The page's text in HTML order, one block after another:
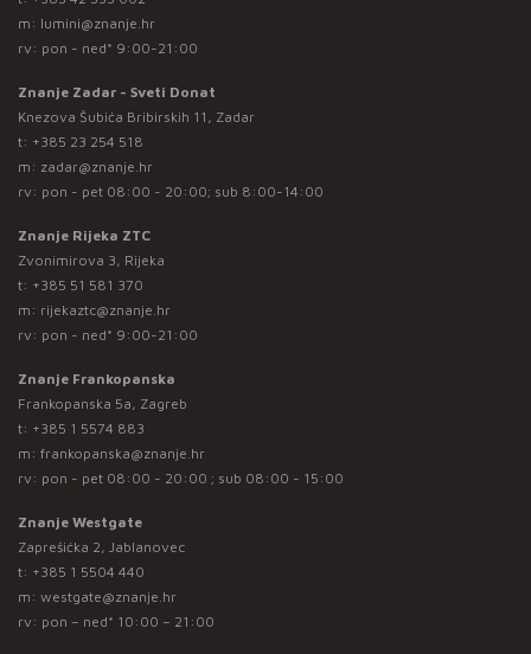
m: lumini@znanje.hr
rv: pon - ned* 9:00-21:00
Znanje Zadar - Sveti Donat
Knezova Šubića Bribirskih 11, Zadar
t: +385 23 254 518
m: zadar@znanje.hr
rv: pon - pet 08:00 - 20:00; sub 8:00-14:00
Znanje Rijeka ZTC
Zvonimirova 3, Rijeka
t: +385 51 581 370
m: rijekaztc@znanje.hr
rv: pon - ned* 9:00-21:00
Znanje Frankopanska
Frankopanska 5a, Zagreb
t: +385 1 5574 883
m: frankopanska@znanje.hr
rv: pon - pet 08:00 - 20:00 ; sub 08:00 - 15:00
Znanje Westgate
Zaprešićka 2, Jablanovec
t: +385 1 5504 440
m: westgate@znanje.hr
rv: pon – ned* 10:00 – 21:00